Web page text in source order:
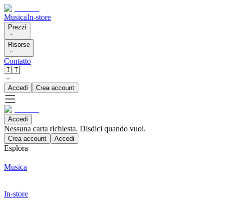
MusicaIn-store
Prezzi
Risorse
Contatto
🇮🇹
Accedi Crea account
Accedi
Nessuna carta richiesta. Disdici quando vuoi.
Crea account Accedi
Esplora
Musica
In-store